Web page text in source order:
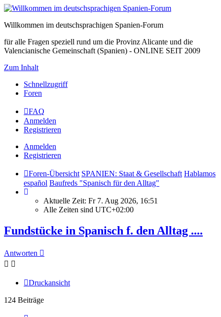
Willkommen im deutschsprachigen Spanien-Forum
für alle Fragen speziell rund um die Provinz Alicante und die
Valencianische Gemeinschaft (Spanien) - ONLINE SEIT 2009
Zum Inhalt
Schnellzugriff
Foren
FAQ
Anmelden
Registrieren
Anmelden
Registrieren
Foren-Übersicht SPANIEN: Staat & Gesellschaft Hablamos
español Baufreds "Spanisch für den Alltag"
Aktuelle Zeit: Fr 7. Aug 2026, 16:51
Alle Zeiten sind UTC+02:00
Fundstücke in Spanisch f. den Alltag ....
Antworten
Druckansicht
124 Beiträge